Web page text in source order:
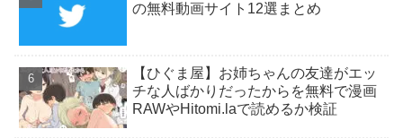
の無料動画サイト12選まとめ
【ひぐま屋】お姉ちゃんの友達がエッ
チな人ばかりだったからを無料で漫画
RAWやHitomi.laで読めるか検証